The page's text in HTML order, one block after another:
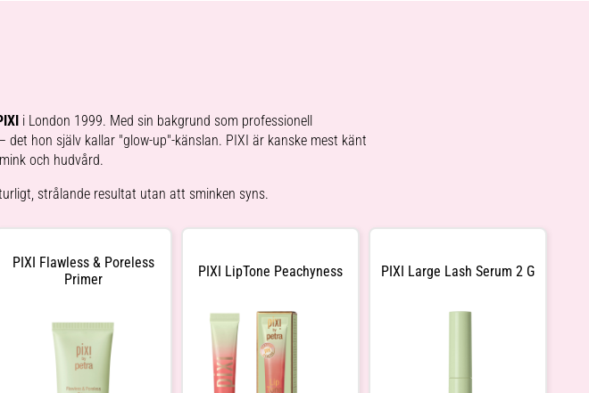
i London 1999. Med sin bakgrund som professionell
hon själv kallar "glow-up"-känslan. PIXI är kanske mest känt
och hudvård.
strålande resultat utan att sminken syns.
PIXI Flawless & Poreless
Primer
PIXI LipTone Peachyness PIXI Large Lash Serum 2 G